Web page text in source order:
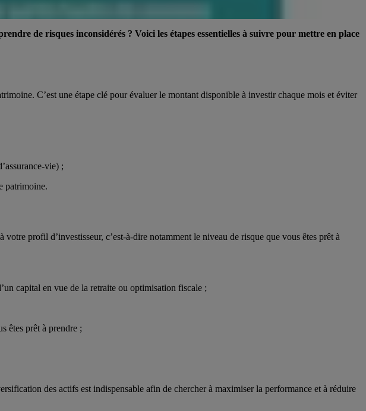
de risques inconsidérés ? Voici les étapes essentielles à suivre pour mettre en place
C’est une étape clé pour évaluer le montant disponible à investir chaque mois et éviter
vie) ;
patrimoine.
profil d’investisseur, c’est-à-dire notamment le niveau de risque que vous êtes prêt à
capital en vue de la retraite ou optimisation fiscale ;
êtes prêt à prendre ;
des actifs est indispensable afin de chercher à maximiser la performance et à réduire